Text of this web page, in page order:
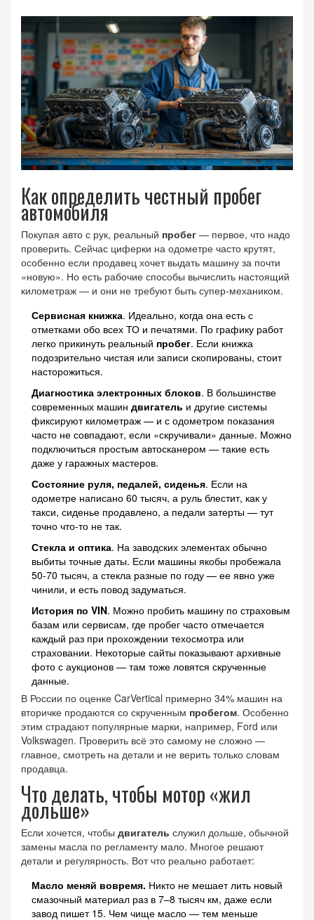
Как определить честный пробег
автомобиля
Покупая авто с рук, реальный пробег — первое, что надо
проверить. Сейчас циферки на одометре часто крутят,
особенно если продавец хочет выдать машину за почти
«новую». Но есть рабочие способы вычислить настоящий
километраж — и они не требуют быть супер-механиком.
Сервисная книжка. Идеально, когда она есть с
отметками обо всех ТО и печатями. По графику работ
легко прикинуть реальный пробег. Если книжка
подозрительно чистая или записи скопированы, стоит
насторожиться.
Диагностика электронных блоков. В большинстве
современных машин двигатель и другие системы
фиксируют километраж — и с одометром показания
часто не совпадают, если «скручивали» данные. Можно
подключиться простым автосканером — такие есть
даже у гаражных мастеров.
Состояние руля, педалей, сиденья. Если на
одометре написано 60 тысяч, а руль блестит, как у
такси, сиденье продавлено, а педали затерты — тут
точно что-то не так.
Стекла и оптика. На заводских элементах обычно
выбиты точные даты. Если машины якобы пробежала
50-70 тысяч, а стекла разные по году — ее явно уже
чинили, и есть повод задуматься.
История по VIN. Можно пробить машину по страховым
базам или сервисам, где пробег часто отмечается
каждый раз при прохождении техосмотра или
страховании. Некоторые сайты показывают архивные
фото с аукционов — там тоже ловятся скрученные
данные.
В России по оценке CarVertical примерно 34% машин на
вторичке продаются со скрученным пробегом. Особенно
этим страдают популярные марки, например, Ford или
Volkswagen. Проверить всё это самому не сложно —
главное, смотреть на детали и не верить только словам
продавца.
Что делать, чтобы мотор «жил
дольше»
Если хочется, чтобы двигатель служил дольше, обычной
замены масла по регламенту мало. Многое решают
детали и регулярность. Вот что реально работает:
Масло меняй вовремя. Никто не мешает лить новый
смазочный материал раз в 7–8 тысяч км, даже если
завод пишет 15. Чем чище масло — тем меньше